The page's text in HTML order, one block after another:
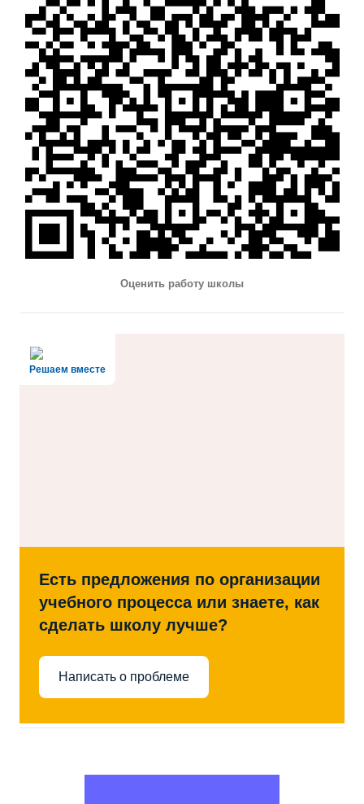
Оценить работу школы
Решаем вместе
Есть предложения по организации
учебного процесса или знаете, как
сделать школу лучше?
Написать о проблеме